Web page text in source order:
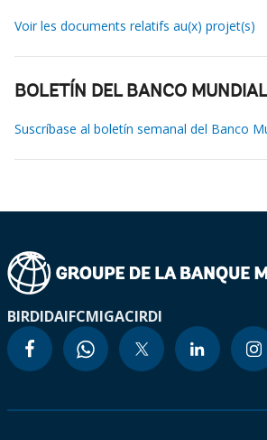
Voir les documents relatifs au(x) projet(s)
BOLETÍN DEL BANCO MUNDIAL
Suscríbase al boletín semanal del Banco
BIRDIDAIFCMIGACIRDI